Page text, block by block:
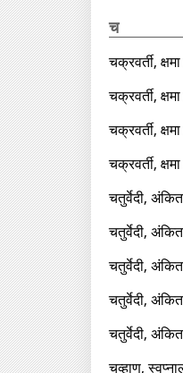
च
चक्रवर्ती, क्षमा
चक्रवर्ती, क्षमा
चक्रवर्ती, क्षमा
चक्रवर्ती, क्षमा
चतुर्वेदी,
चतुर्वेदी,
चतुर्वेदी,
चतुर्वेदी,
चतुर्वेदी,
चव्‍हाण,